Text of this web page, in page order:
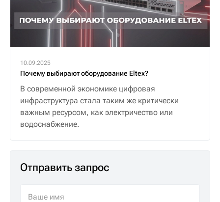
10.09.2025
Почему выбирают оборудование Eltex?
В современной экономике цифровая
инфраструктура стала таким же критически
важным ресурсом, как электричество или
водоснабжение.
Отправить запрос